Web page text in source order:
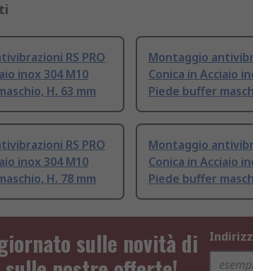
RS PRO
inox 304 M10
H. 63 mm
Montaggio
Conica in Acciaio
Piede buffer
RS PRO
inox 304 M10
H. 78 mm
Montaggio
Conica in Acciaio
Piede buffer
sulle novità di